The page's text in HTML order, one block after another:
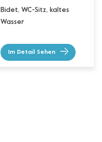
Bidet, WC-Sitz, kaltes
Wasser
Im Detail Sehen